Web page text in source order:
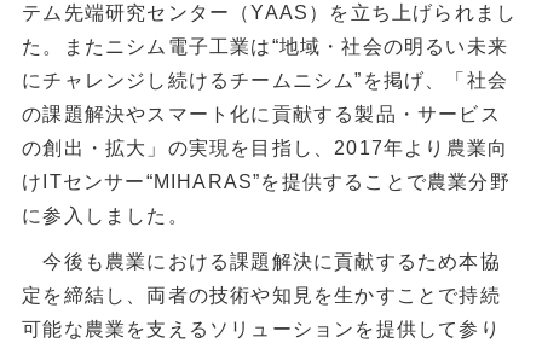
テム先端研究センター（YAAS）を立ち上げられまし
た。またニシム電子工業は“地域・社会の明るい未来
にチャレンジし続けるチームニシム”を掲げ、「社会
の課題解決やスマート化に貢献する製品・サービス
の創出・拡大」の実現を目指し、2017年より農業向
けITセンサー“MIHARAS”を提供することで農業分野
に参入しました。
今後も農業における課題解決に貢献するため本協
定を締結し、両者の技術や知見を生かすことで持続
可能な農業を支えるソリューションを提供して参り